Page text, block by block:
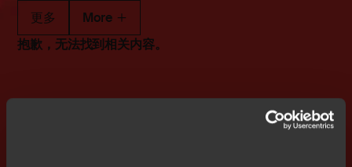
更多
More
抱歉，无法找到相关内容。